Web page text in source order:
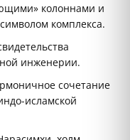
колоннами и
комплекса.
инженерии.
сочетание
исламской